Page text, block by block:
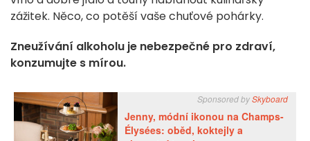
zážitek. Něco, co potěší vaše chuťové pohárky.
Zneužívání alkoholu je nebezpečné pro zdraví,
konzumujte s mírou.